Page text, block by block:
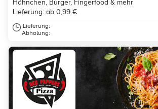
Hähnchen, Burger, Fingerfood & mehr
Lieferung: ab 0,99 €
Lieferung:
Abholung: